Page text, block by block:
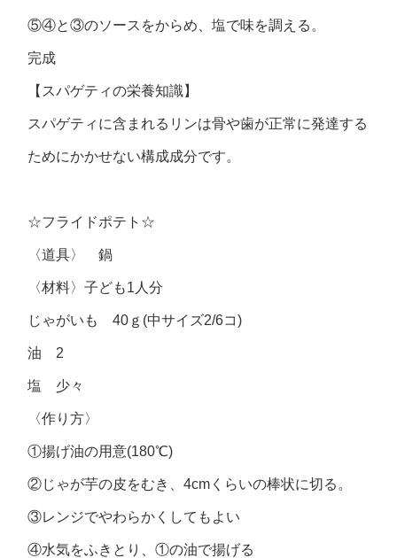
⑤④と③のソースをからめ、塩で味を調える。
完成
【スパゲティの栄養知識】
スパゲティに含まれるリンは骨や歯が正常に発達する
ためにかかせない構成成分です。
☆フライドポテト☆
〈道具〉 鍋
〈材料〉子ども1人分
じゃがいも 40ｇ(中サイズ2/6コ)
油 2
塩 少々
〈作り方〉
①揚げ油の用意(180℃)
②じゃが芋の皮をむき、4cmくらいの棒状に切る。
③レンジでやわらかくしてもよい
④水気をふきとり、①の油で揚げる